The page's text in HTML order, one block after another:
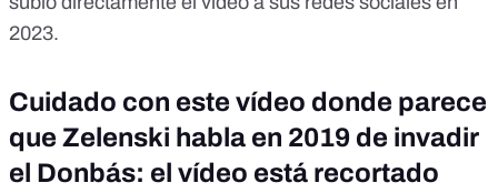
2023.
Cuidado con este vídeo donde parece
que Zelenski habla en 2019 de invadir
el Donbás: el vídeo está recortado